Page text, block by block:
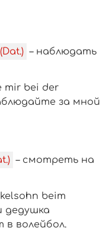
(Dat.) – наблюдать
mir bei der
за мной
– смотреть на
beim
дедушка
в волейбол.